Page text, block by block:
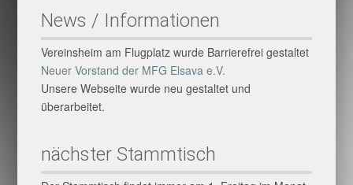
News / Informationen
Vereinsheim am Flugplatz wurde Barrierefrei gestaltet
Neuer Vorstand der MFG Elsava e.V.
Unsere Webseite wurde neu gestaltet und
überarbeitet.
nächster Stammtisch